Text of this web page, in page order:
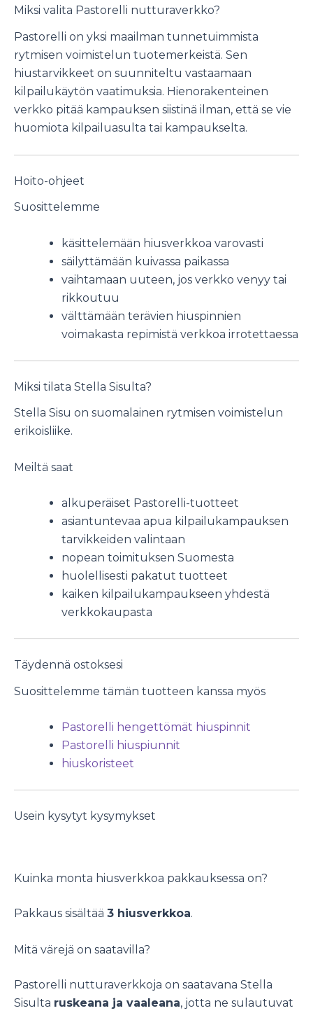
Miksi valita Pastorelli nutturaverkko?
Pastorelli on yksi maailman tunnetuimmista
rytmisen voimistelun tuotemerkeistä. Sen
hiustarvikkeet on suunniteltu vastaamaan
kilpailukäytön vaatimuksia. Hienorakenteinen
verkko pitää kampauksen siistinä ilman, että se vie
huomiota kilpailuasulta tai kampaukselta.
Hoito-ohjeet
Suosittelemme
käsittelemään hiusverkkoa varovasti
säilyttämään kuivassa paikassa
vaihtamaan uuteen, jos verkko venyy tai
rikkoutuu
välttämään terävien hiuspinnien
voimakasta repimistä verkkoa irrotettaessa
Miksi tilata Stella Sisulta?
Stella Sisu on suomalainen rytmisen voimistelun
erikoisliike.
Meiltä saat
alkuperäiset Pastorelli-tuotteet
asiantuntevaa apua kilpailukampauksen
tarvikkeiden valintaan
nopean toimituksen Suomesta
huolellisesti pakatut tuotteet
kaiken kilpailukampaukseen yhdestä
verkkokaupasta
Täydennä ostoksesi
Suosittelemme tämän tuotteen kanssa myös
Pastorelli hengettömät hiuspinnit
Pastorelli hiuspiunnit
hiuskoristeet
Usein kysytyt kysymykset
Kuinka monta hiusverkkoa pakkauksessa on?
Pakkaus sisältää 3 hiusverkkoa.
Mitä värejä on saatavilla?
Pastorelli nutturaverkkoja on saatavana Stella
Sisulta ruskeana ja vaaleana, jotta ne sulautuvat